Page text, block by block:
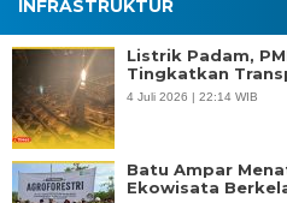
INFRASTRUKTUR
Listrik Padam,
Tingkatkan
4 Juli 2026 | 22:14 WIB
Batu Ampar
Ekowisata